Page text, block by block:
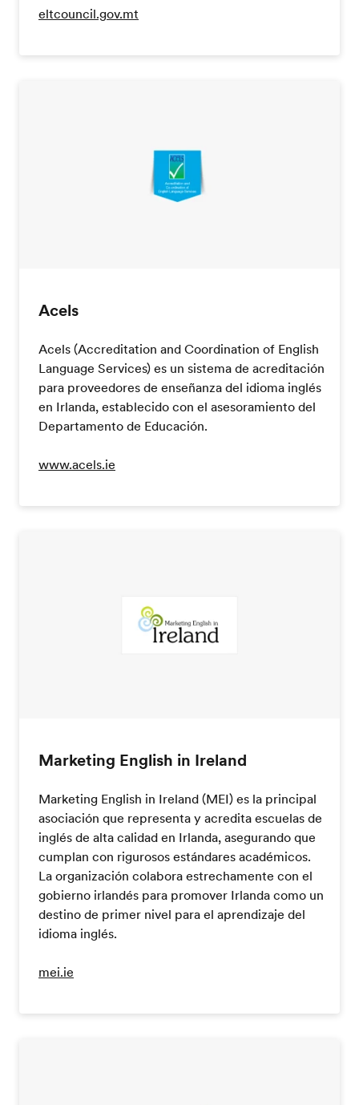
eltcouncil.gov.mt
Acels
Acels (Accreditation and Coordination of English
Language Services) es un sistema de acreditación
para proveedores de enseñanza del idioma inglés
en Irlanda, establecido con el asesoramiento del
Departamento de Educación.
www.acels.ie
Marketing English in Ireland
Marketing English in Ireland (MEI) es la principal
asociación que representa y acredita escuelas de
inglés de alta calidad en Irlanda, asegurando que
cumplan con rigurosos estándares académicos.
La organización colabora estrechamente con el
gobierno irlandés para promover Irlanda como un
destino de primer nivel para el aprendizaje del
idioma inglés.
mei.ie